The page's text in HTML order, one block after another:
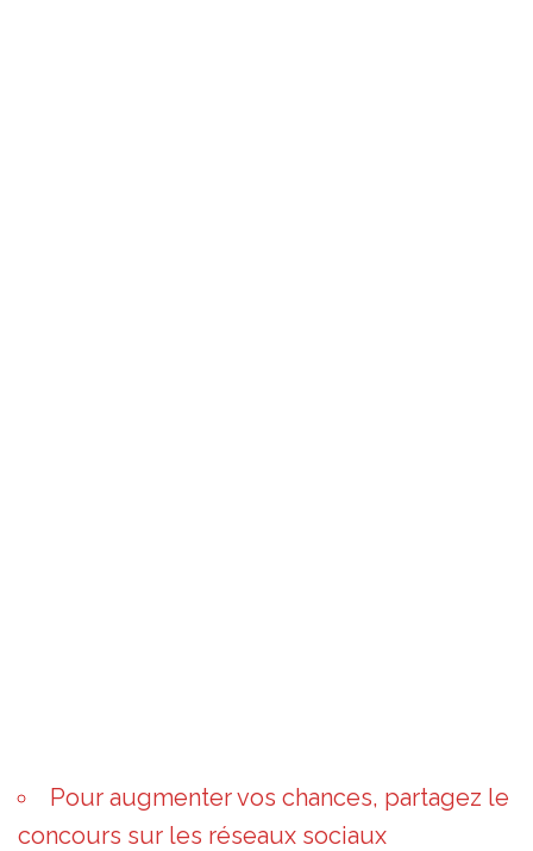
Pour augmenter vos chances, partagez le
concours sur les réseaux sociaux